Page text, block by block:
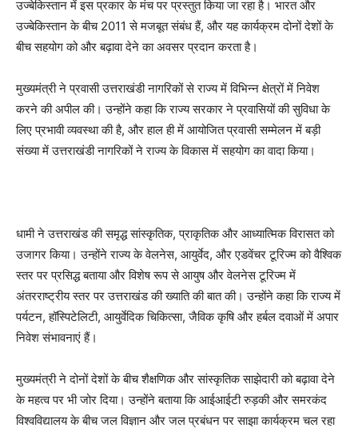
उज्बेकिस्तान में इस प्रकार के मंच पर प्रस्तुत किया जा रहा है। भारत और
उज्बेकिस्तान के बीच 2011 से मजबूत संबंध हैं, और यह कार्यक्रम दोनों देशों के
बीच सहयोग को और बढ़ावा देने का अवसर प्रदान करता है।
मुख्यमंत्री ने प्रवासी उत्तराखंडी नागरिकों से राज्य में विभिन्न क्षेत्रों में निवेश
करने की अपील की। उन्होंने कहा कि राज्य सरकार ने प्रवासियों की सुविधा के
लिए प्रभावी व्यवस्था की है, और हाल ही में आयोजित प्रवासी सम्मेलन में बड़ी
संख्या में उत्तराखंडी नागरिकों ने राज्य के विकास में सहयोग का वादा किया।
धामी ने उत्तराखंड की समृद्ध सांस्कृतिक, प्राकृतिक और आध्यात्मिक विरासत को
उजागर किया। उन्होंने राज्य के वेलनेस, आयुर्वेद, और एडवेंचर टूरिज्म को वैश्विक
स्तर पर प्रसिद्ध बताया और विशेष रूप से आयुष और वेलनेस टूरिज्म में
अंतरराष्ट्रीय स्तर पर उत्तराखंड की ख्याति की बात की। उन्होंने कहा कि राज्य में
पर्यटन, हॉस्पिटेलिटी, आयुर्वेदिक चिकित्सा, जैविक कृषि और हर्बल दवाओं में अपार
निवेश संभावनाएं हैं।
मुख्यमंत्री ने दोनों देशों के बीच शैक्षणिक और सांस्कृतिक साझेदारी को बढ़ावा देने
के महत्व पर भी जोर दिया। उन्होंने बताया कि आईआईटी रुड़की और समरकंद
विश्वविद्यालय के बीच जल विज्ञान और जल प्रबंधन पर साझा कार्यक्रम चल रहा